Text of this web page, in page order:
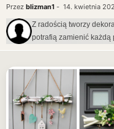
Przez blizman1 - 14. kwietnia
Z radością tworzy
potrafią zamienić każdą